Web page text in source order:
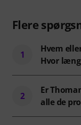
Flere
1
Hvem
Hvor
2
Er
alle de